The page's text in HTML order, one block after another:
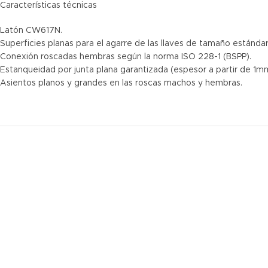
Características técnicas
Latón CW617N.
Superficies planas para el agarre de las llaves de tamaño
Conexión roscadas hembras según la norma ISO 228-1 (BSPP).
Estanqueidad por junta plana garantizada (espesor a partir de
Asientos planos y grandes en las roscas machos y hembras.